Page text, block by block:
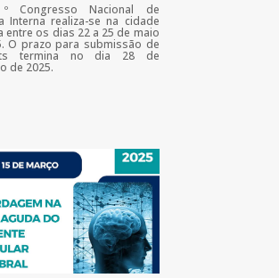
Congresso Nacional de
Interna realiza-se na cidade
entre os dias 22 a 25 de maio
O prazo para submissão de
termina no dia 28 de
de 2025.